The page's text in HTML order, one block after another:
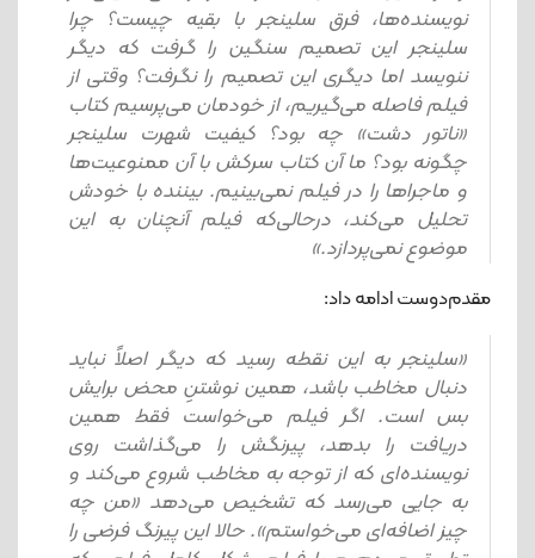
نویسنده‌ها، فرق سلینجر با بقیه چیست؟ چرا
سلینجر این تصمیم سنگین را گرفت که دیگر
ننویسد اما دیگری این تصمیم را نگرفت؟ وقتی از
فیلم فاصله می‌گیریم، از خودمان می‌پرسیم کتاب
«ناتور دشت» چه بود؟ کیفیت شهرت سلینجر
چگونه بود؟ ما آن کتاب سرکش با آن ممنوعیت‌ها
و ماجراها را در فیلم نمی‌بینیم. بیننده با خودش
تحلیل می‌کند، درحالی‌که فیلم آنچنان به این
موضوع نمی‌پردازد.»
مقدم‌دوست ادامه داد:
«سلینجر به این نقطه رسید که دیگر اصلاً نباید
دنبال مخاطب باشد، همین نوشتنِ محض برایش
بس است. اگر فیلم می‌خواست فقط همین
دریافت را بدهد، پیرنگش را می‌گذاشت روی
نویسنده‌ای که از توجه به مخاطب شروع می‌کند و
به جایی می‌رسد که تشخیص می‌دهد «من چه
چیز اضافه‌ای می‌خواستم». حالا این پیرنگ فرضی را